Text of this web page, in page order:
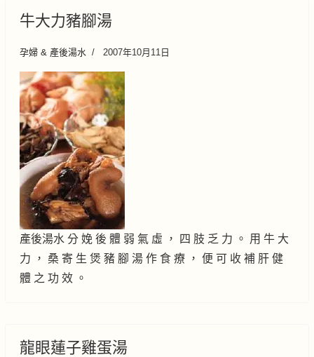
牛大力豬腳湯
孕婦 & 產後湯水 2007年10月11日
產後湯水 分 娩 後 體 弱 氣 虛 ， 四 肢 乏 力 。 用 牛 大
力 ， 桑 寄 生 煲 豬 腳 湯 作 食 療 ， 便 可 收 補 肝 健
體 之 功 效 。
龍眼蓮子雞蛋湯